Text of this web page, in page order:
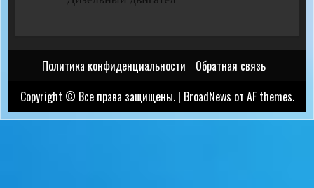
Политика конфиденциальности
Обратная связь
Copyright © Все права защищены. | BroadNews от AF themes.